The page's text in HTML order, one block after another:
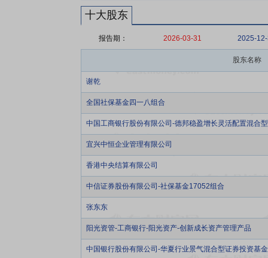
十大股东
报告期： 2026-03-31 2025-
股东名称
谢乾
全国社保基金四一八组合
中国工商银行股份有限公司-德邦稳盈增长灵活配置混合
宜兴中恒企业管理有限公司
香港中央结算有限公司
中信证券股份有限公司-社保基金17052组合
张东东
阳光资管-工商银行-阳光资产-创新成长资产管理产品
中国银行股份有限公司-华夏行业景气混合型证券投资基金